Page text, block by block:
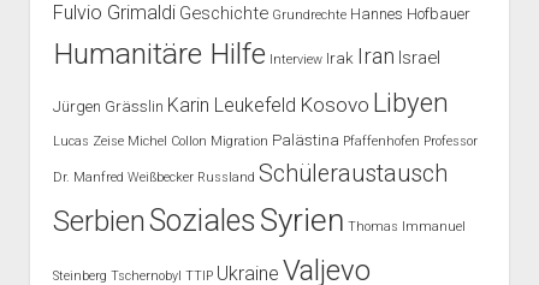
Fulvio Grimaldi Geschichte Grundrechte Hannes Hofbauer
Humanitäre Hilfe Interview Irak Iran Israel
Jürgen Grässlin Karin Leukefeld Kosovo Libyen
Lucas Zeise Michel Collon Migration Palästina Pfaffenhofen Professor
Dr. Manfred Weißbecker Russland Schüleraustausch
SerbienSoziales Syrien Thomas Immanuel
Steinberg Tschernobyl TTIP Ukraine Valjevo